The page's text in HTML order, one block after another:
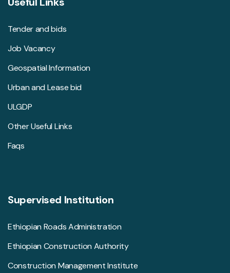
Tender and bids
Job Vacancy
Geospatial Information
Urban and Lease bid
ULGDP
Other Useful Links
Faqs
Supervised Institution
Ethiopian Roads Administration
Ethiopian Construction Authority
Construction Management Institute